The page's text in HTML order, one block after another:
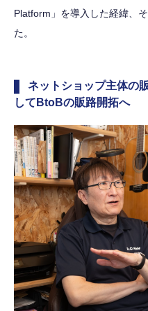
Platform」を導入した経緯、
た。
ネットショップ主体の
してBtoBの販路開拓へ